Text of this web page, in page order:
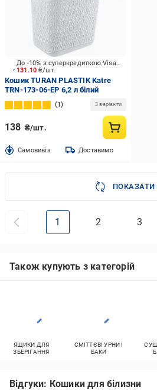
131.10₴/шт.
До -10% з суперкредиткою Visa Вигода
Кошик TURAN PLASTIK Katre
TRN-173-06-EP 6,2 л білий
1 3 варіанти
138 ₴/шт.
Cамовивіз Доставимо
1 2 3
Також купують з категорій
ЯЩИКИ ДЛЯ
ЗБЕРІГАННЯ
СМІТТЄВІ УРНИ І
БАКИ
Відгуки: Кошики для білизни